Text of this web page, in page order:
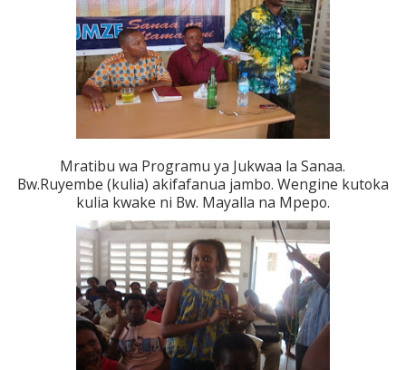
Mratibu wa Programu ya Jukwaa la Sanaa.
Bw.Ruyembe (kulia) akifafanua jambo. Wengine kutoka
kulia kwake ni Bw. Mayalla na Mpepo.